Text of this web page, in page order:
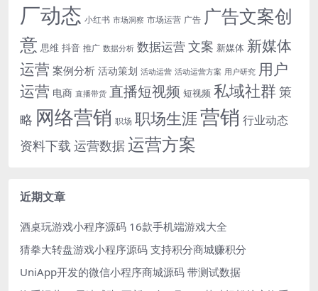
厂动态 小红书 市场洞察 市场运营 广告 广告文案创
意 思维 抖音 推广 数据分析 数据运营文案 新媒体 新媒体
运营 案例分析 活动策划 活动运营 活动运营方案 用户研究 用户
运营 电商 直播带货 直播短视频 短视频 私域社群 策
略 网络营销 职场 职场生涯营销 行业动态
资料下载 运营数据运营方案
近期文章
酒桌玩游戏小程序源码 16款手机端游戏大全
猜拳大转盘游戏小程序源码 支持积分商城赚积分
UniApp开发的微信小程序商城源码 带测试数据